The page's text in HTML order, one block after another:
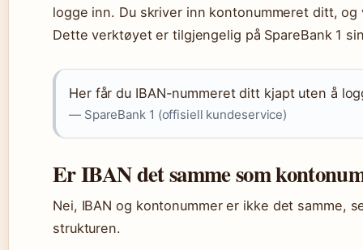
logge inn. Du skriver inn kontonummeret ditt,
Dette verktøyet er tilgjengelig på SpareBank 1
Her får du IBAN-nummeret ditt kjapt uten å
— SpareBank 1 (offisiell kundeservice)
Er IBAN det samme som
Nei, IBAN og kontonummer er ikke det samme,
strukturen.